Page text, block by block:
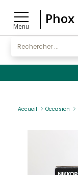
Menu
Phox
Accueil Occasion